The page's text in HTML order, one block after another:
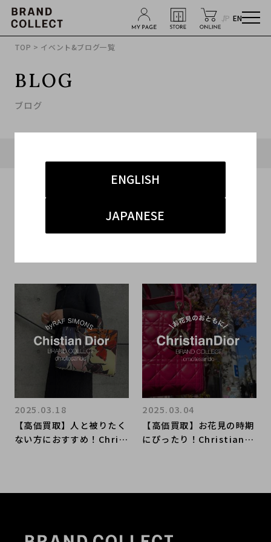
JP EN
ENGLISH
JAPANESE
TOP > イベント&ブログ一覧
BLOG
ブログ
【高価買取】人と被りたく
ない方におすすめ！Chris
2025.03.18
【高価買取】お花見の時期
にぴったり！ChristianDi
2025.03.04